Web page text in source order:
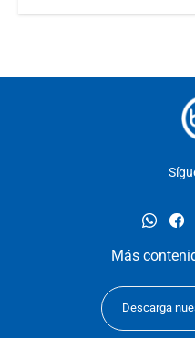
Más
Descarga